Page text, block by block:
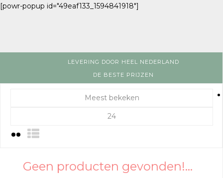
[powr-popup id="49eaf133_1594841918"]
LEVERING DOOR HEEL NEDERLAND
DE BESTE PRIJZEN
Meest bekeken
24
Geen producten gevonden!...